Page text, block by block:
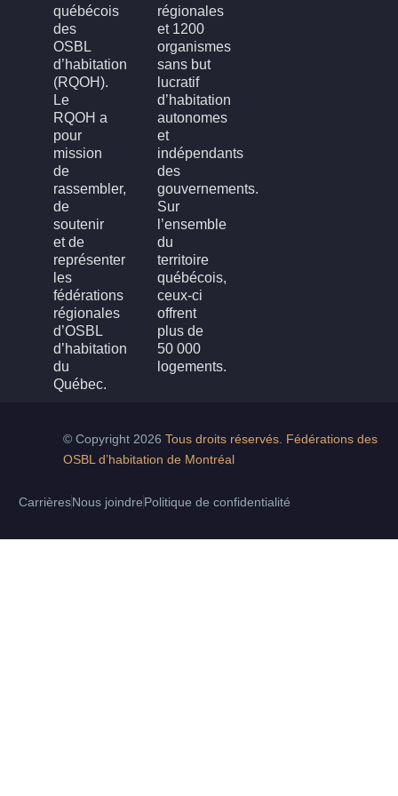
québécois
des
OSBL
d’habitation
(RQOH).
Le
RQOH a
pour
mission
de
rassembler,
de
soutenir
et de
représenter
les
fédérations
régionales
d’OSBL
d’habitation
du
Québec.
régionales
et 1200
organismes
sans but
lucratif
d’habitation
autonomes
et
indépendants
des
gouvernements.
Sur
l’ensemble
du
territoire
québécois,
ceux-ci
offrent
plus de
50 000
logements.
© Copyright 2026 Tous droits réservés. Fédérations des
OSBL d’habitation de Montréal
Carrières Nous joindre Politique de confidentialité